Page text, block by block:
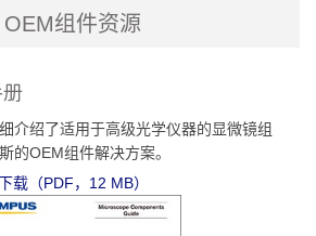
OEM组件资源
介绍了适用于高级光学仪器的显微镜组
的OEM组件解决方案。
载（PDF，12 MB）